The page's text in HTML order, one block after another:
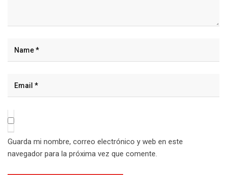
Guarda mi nombre, correo electrónico y web en este
navegador para la próxima vez que comente.